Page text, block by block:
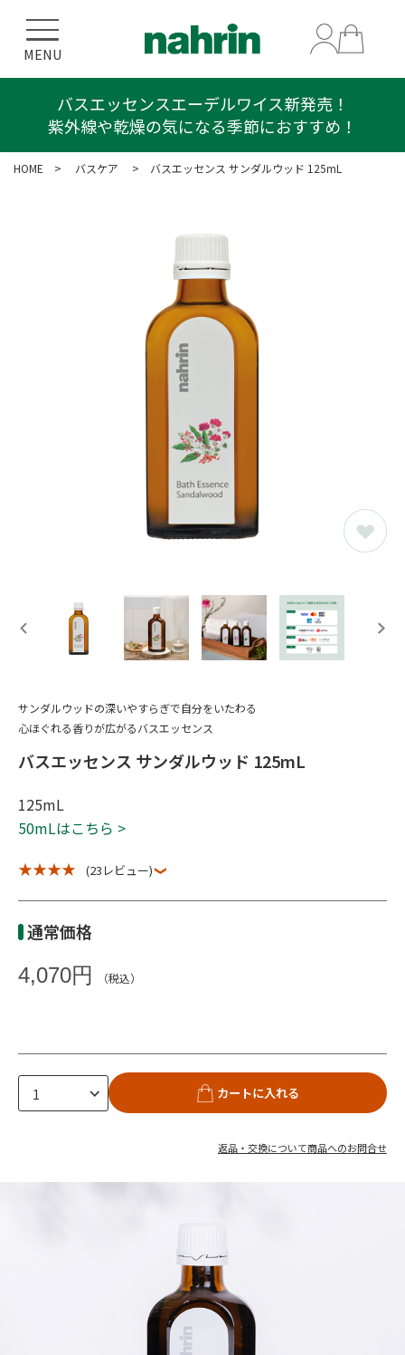
MENU
バスエッセンスエーデルワイス新発売！
紫外線や乾燥の気になる季節におすすめ！
プレゼントキャンペーン！
ボディスクラブ エーデルワイス 50g
HOME > バスケア > バスエッセンス サンダルウッド 125mL
サンダルウッドの深いやすらぎで自分をいたわる
心ほぐれる香りが広がるバスエッセンス
バスエッセンス サンダルウッド 125mL
125mL
50mLはこちら >
★ ★ ★ ★
(23レビュー)
通常価格
4,070円 （税込）
カートに入れる
返品・交換について商品へのお問合せ